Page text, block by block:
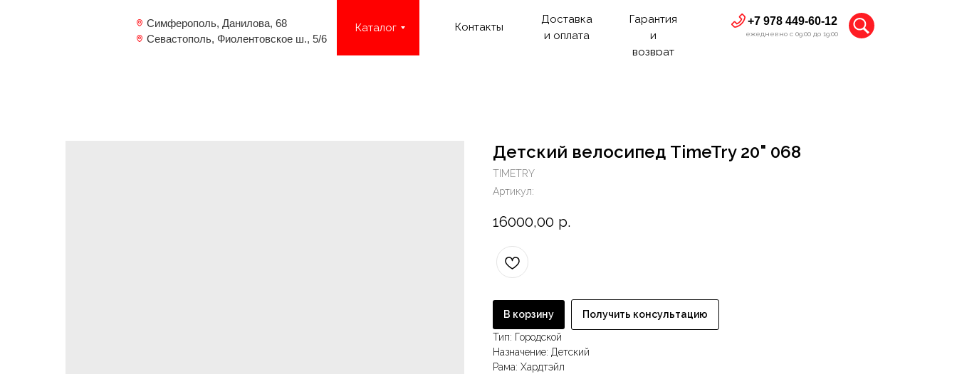
Контакты
Доставка
и оплата
Каталог
Севастополь, Фиолентовское ш., 5/6
Симферополь, Данилова, 68
Гарантия
и
возврат
+7 978 449-60-12
ежедневно с 09:00 до 19:00
Детский велосипед TimeTry 20" 068
TIMETRY
Артикул:
16000,00 р.
В корзину
Получить консультацию
Тип: Городской
Назначение: Детский
Рама: Хардтэйл